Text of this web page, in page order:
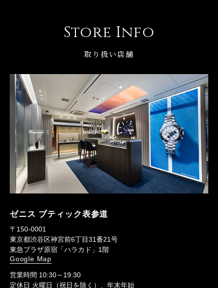
Store Info
取り扱い店舗
ゼニス ブティック表参道
〒150-0001
東京都渋谷区神宮前6丁目31番21号
東急プラザ原宿「ハラカド」1階
Google Map
営業時間 10:30～19:30
定休日 火曜日（祝日を除く）、年末年始